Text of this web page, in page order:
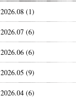
2026.08 (1)
2026.07 (6)
2026.06 (6)
2026.05 (9)
2026.04 (6)